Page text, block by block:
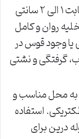
رعایت شیب ثابت ۱ الی ۲ سانتی
روان و کامل
وجود قوس در
گرفتگی و نشتی
محل مناسب و
استفاده
درین برای